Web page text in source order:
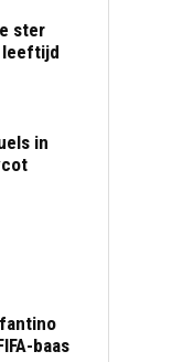
ster
leeftijd
in
baas